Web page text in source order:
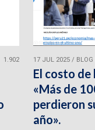
1.902 17 JUL 2025/
El costo
«Más de
perdieron
año».